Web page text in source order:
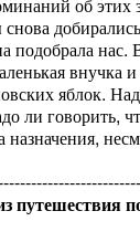
подобрала нас.
внучка и
яблок.
ли говорить,
назначения,
путешествия